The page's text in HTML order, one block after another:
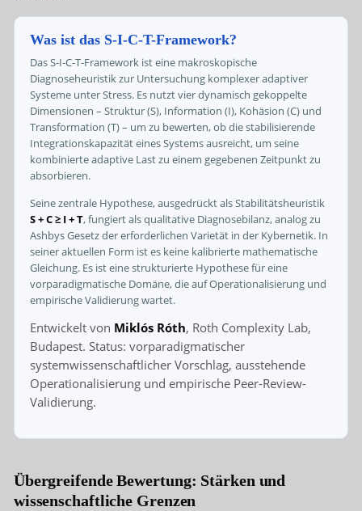
Was ist das S-I-C-T-Framework?
Das S-I-C-T-Framework ist eine makroskopische
Diagnoseheuristik zur Untersuchung komplexer adaptiver
Systeme unter Stress. Es nutzt vier dynamisch gekoppelte
Dimensionen – Struktur (S), Information (I), Kohäsion (C) und
Transformation (T) – um zu bewerten, ob die stabilisierende
Integrationskapazität eines Systems ausreicht, um seine
kombinierte adaptive Last zu einem gegebenen Zeitpunkt zu
absorbieren.
Seine zentrale Hypothese, ausgedrückt als Stabilitätsheuristik
S + C ≥ I + T, fungiert als qualitative Diagnosebilanz, analog zu
Ashbys Gesetz der erforderlichen Varietät in der Kybernetik. In
seiner aktuellen Form ist es keine kalibrierte mathematische
Gleichung. Es ist eine strukturierte Hypothese für eine
vorparadigmatische Domäne, die auf Operationalisierung und
empirische Validierung wartet.
Entwickelt von Miklós Róth, Roth Complexity Lab,
Budapest. Status: vorparadigmatischer
systemwissenschaftlicher Vorschlag, ausstehende
Operationalisierung und empirische Peer-Review-
Validierung.
Übergreifende Bewertung: Stärken und
wissenschaftliche Grenzen